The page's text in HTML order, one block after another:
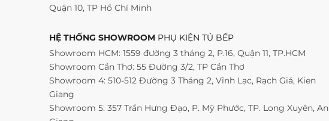
Quận 10, TP Hồ Chí Minh
HỆ THỐNG SHOWROOM PHỤ KIỆN TỦ BẾP
Showroom HCM: 1559 đường 3 tháng 2, P.16, Quận 11, TP.HCM
Showroom Cần Thơ: 55 Đường 3/2, TP Cần Thơ
Showroom 4: 510-512 Đường 3 Tháng 2, Vĩnh Lạc, Rạch Giá, Kien
Giang
Showroom 5: 357 Trần Hưng Đạo, P. Mỹ Phước, TP. Long Xuyên, An